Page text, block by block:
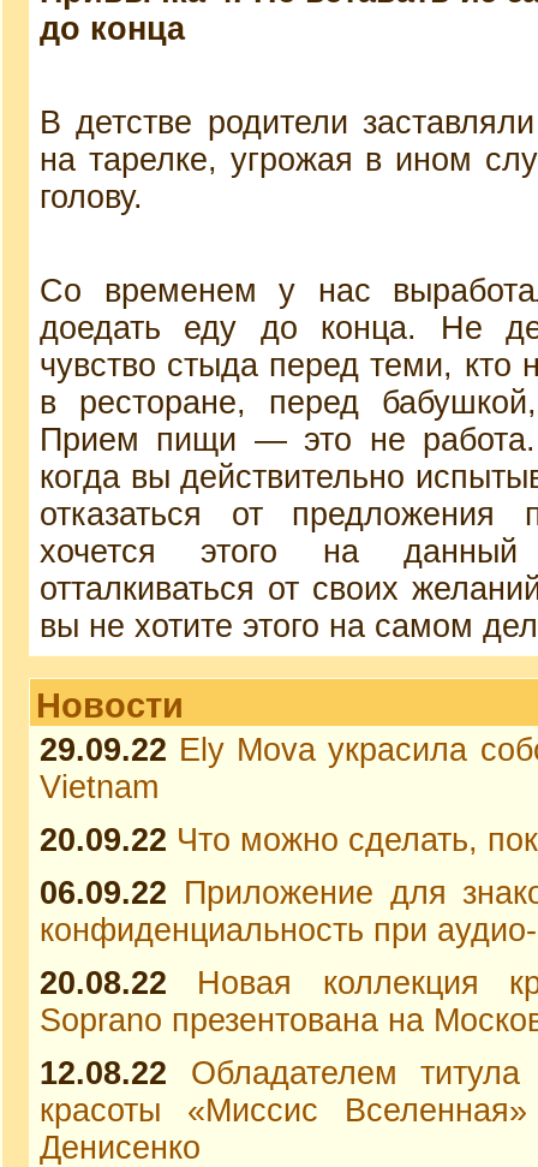
до конца
В детстве родители
на тарелке, угрожая в ином
голову.
Со временем у нас
доедать еду до конца. Не
чувство стыда перед теми, кто
в ресторане, перед
Прием пищи — это не работа.
когда вы действительно
отказаться от
хочется этого на
отталкиваться от своих
вы не хотите этого на самом
Новости
29.09.22 Ely Mova украсила
Vietnam
20.09.22 Что можно сделать,
06.09.22 Приложение для
конфиденциальность при
20.08.22
Новая коллекция
Soprano презентована на
12.08.22
Обладателем
красоты «Миссис
Денисенко